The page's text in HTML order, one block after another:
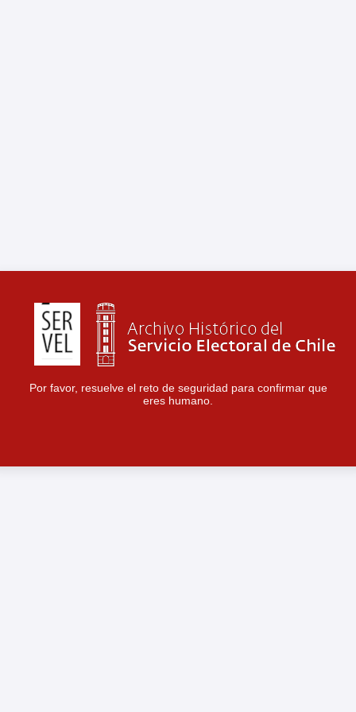
Por favor, resuelve el reto de seguridad para confirmar que
eres humano.